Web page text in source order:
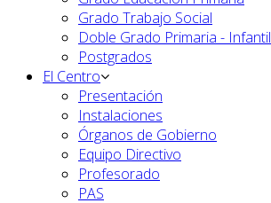
Grado Trabajo Social
Doble Grado Primaria - Infantil
Postgrados
El Centro
Presentación
Instalaciones
Órganos de Gobierno
Equipo Directivo
Profesorado
PAS